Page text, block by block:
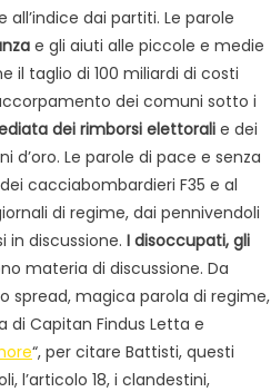
all’indice dai partiti. Le parole
e gli aiuti alle piccole e medie
il taglio di 100 miliardi di costi
dei comuni sotto i
dei rimborsi elettorali e dei
d’oro. Le parole di pace e senza
cacciabombardieri F35 e al
di regime, dai pennivendoli
in discussione. I disoccupati, gli
materia di discussione. Da
spread, magica parola di regime,
di Capitan Findus Letta e
“, per citare Battisti, questi
l’articolo 18, i clandestini,